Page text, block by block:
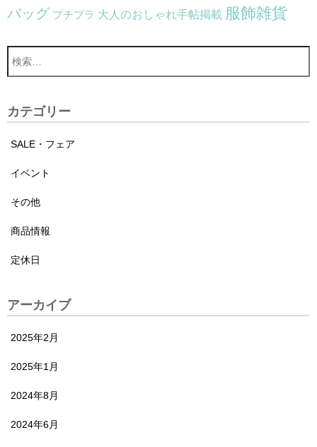
バッグ プチプラ 大人のおしゃれ手帖掲載 服飾雑貨
カテゴリー
SALE・フェア
イベント
その他
商品情報
定休日
アーカイブ
2025年2月
2025年1月
2024年8月
2024年6月